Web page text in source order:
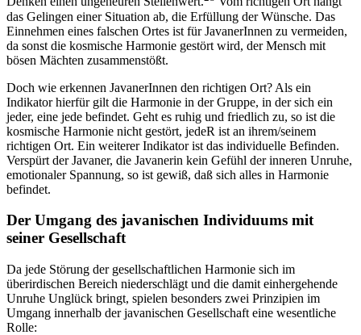
das Gelingen einer Situation ab, die Erfüllung der Wünsche. Das
Einnehmen eines falschen Ortes ist für JavanerInnen zu vermeiden,
da sonst die kosmische Harmonie gestört wird, der Mensch mit
bösen Mächten zusammenstößt.
Doch wie erkennen JavanerInnen den richtigen Ort? Als ein
Indikator hierfür gilt die Harmonie in der Gruppe, in der sich ein
jeder, eine jede befindet. Geht es ruhig und friedlich zu, so ist die
kosmische Harmonie nicht gestört, jedeR ist an ihrem/seinem
richtigen Ort. Ein weiterer Indikator ist das individuelle Befinden.
Verspürt der Javaner, die Javanerin kein Gefühl der inneren Unruhe,
emotionaler Spannung, so ist gewiß, daß sich alles in Harmonie
befindet.
Der Umgang des javanischen Individuums mit
seiner Gesellschaft
Da jede Störung der gesellschaftlichen Harmonie sich im
überirdischen Bereich niederschlägt und die damit einhergehende
Unruhe Unglück bringt, spielen besonders zwei Prinzipien im
Umgang innerhalb der javanischen Gesellschaft eine wesentliche
Rolle: